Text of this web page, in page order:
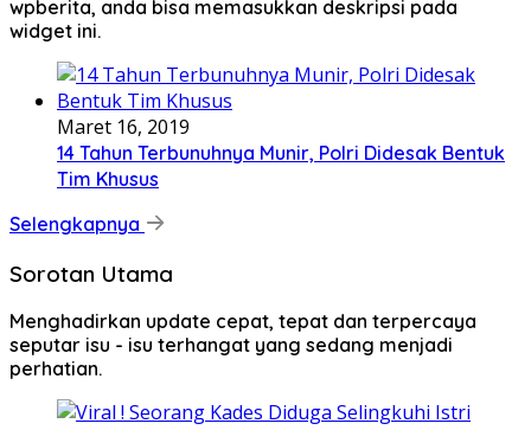
wpberita, anda bisa memasukkan deskripsi pada
widget ini.
Maret 16, 2019
14 Tahun Terbunuhnya Munir, Polri Didesak Bentuk
Tim Khusus
Selengkapnya
Sorotan Utama
Menghadirkan update cepat, tepat dan terpercaya
seputar isu - isu terhangat yang sedang menjadi
perhatian.